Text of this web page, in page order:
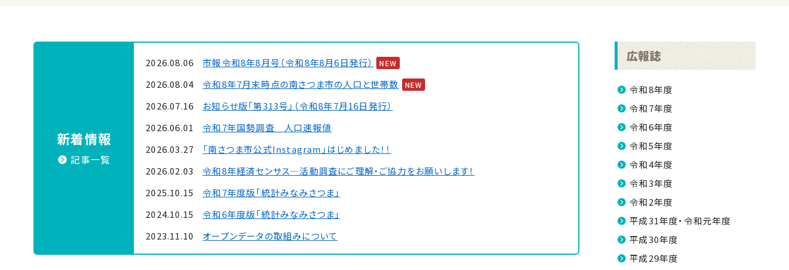
新着情報
記事一覧
2026.08.06 市報令和8年8月号（令和8年8月6日発行） NEW
2026.08.04 令和8年7月末時点の南さつま市の人口と世帯数 NEW
2026.07.16
お知らせ版「第313号」（令和8年7月16日発行）
2026.06.01
令和7年国勢調査 人口速報値
2026.03.27
「南さつま市公式Instagram」はじめました！！
2026.02.03
令和8年経済センサス―活動調査にご理解・ご協力をお願いします！
2025.10.15
令和7年度版「統計みなみさつま」
2024.10.15
令和6年度版「統計みなみさつま」
2023.11.10
オープンデータの取組みについて
2022.11.22
令和４年度版「統計みなみさつま」
広報誌
令和8年度
令和7年度
令和6年度
令和5年度
令和4年度
令和3年度
令和2年度
平成31年度・令和元年度
平成30年度
平成29年度